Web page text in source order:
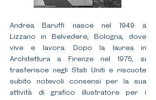
Andrea Baruffi nasce nel 1949 a
Lizzano in Belvedere, Bologna, dove
vive e lavora. Dopo la laurea in
Architettura a Firenze nel 1975, si
trasferisce negli Stati Uniti e riscuote
subito notevoli consensi per la sua
attività di grafico illustratore per i